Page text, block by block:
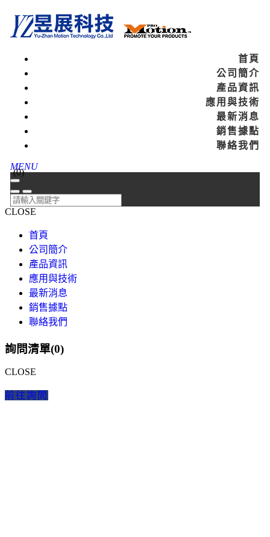
首頁
公司簡介
產品資訊
應用與技術
最新消息
銷售據點
聯絡我們
MENU
(0)
CLOSE
首頁
公司簡介
產品資訊
應用與技術
最新消息
銷售據點
聯絡我們
詢問清單(0)
CLOSE
前往詢問